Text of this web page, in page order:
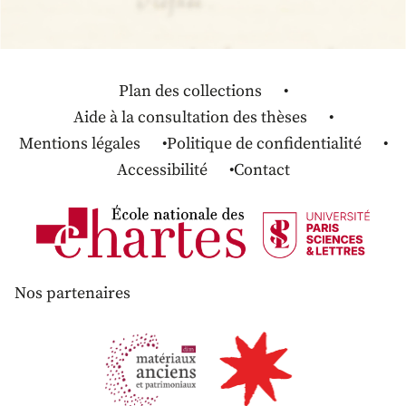
Plan des collections
Aide à la consultation des thèses
Mentions légales
Politique de confidentialité
Accessibilité
Contact
Nos partenaires